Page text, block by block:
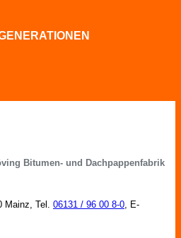
Bitumen- und Dachpappenfabrik
Mainz, Tel. 06131 / 96 00 8-0, E-